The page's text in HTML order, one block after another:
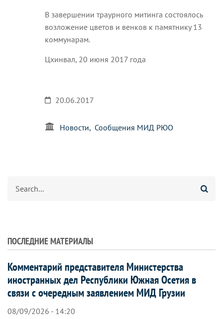
В завершении траурного митинга состоялось
возложение цветов и венков к памятнику 13
коммунарам.
Цхинвал, 20 июня 2017 года
20.06.2017
Новости Сообщения МИД РЮО
ПОСЛЕДНИЕ МАТЕРИАЛЫ
Комментарий представителя Министерства
иностранных дел Республики Южная Осетия в
связи с очередным заявлением МИД Грузии
08/09/2026 - 14:20